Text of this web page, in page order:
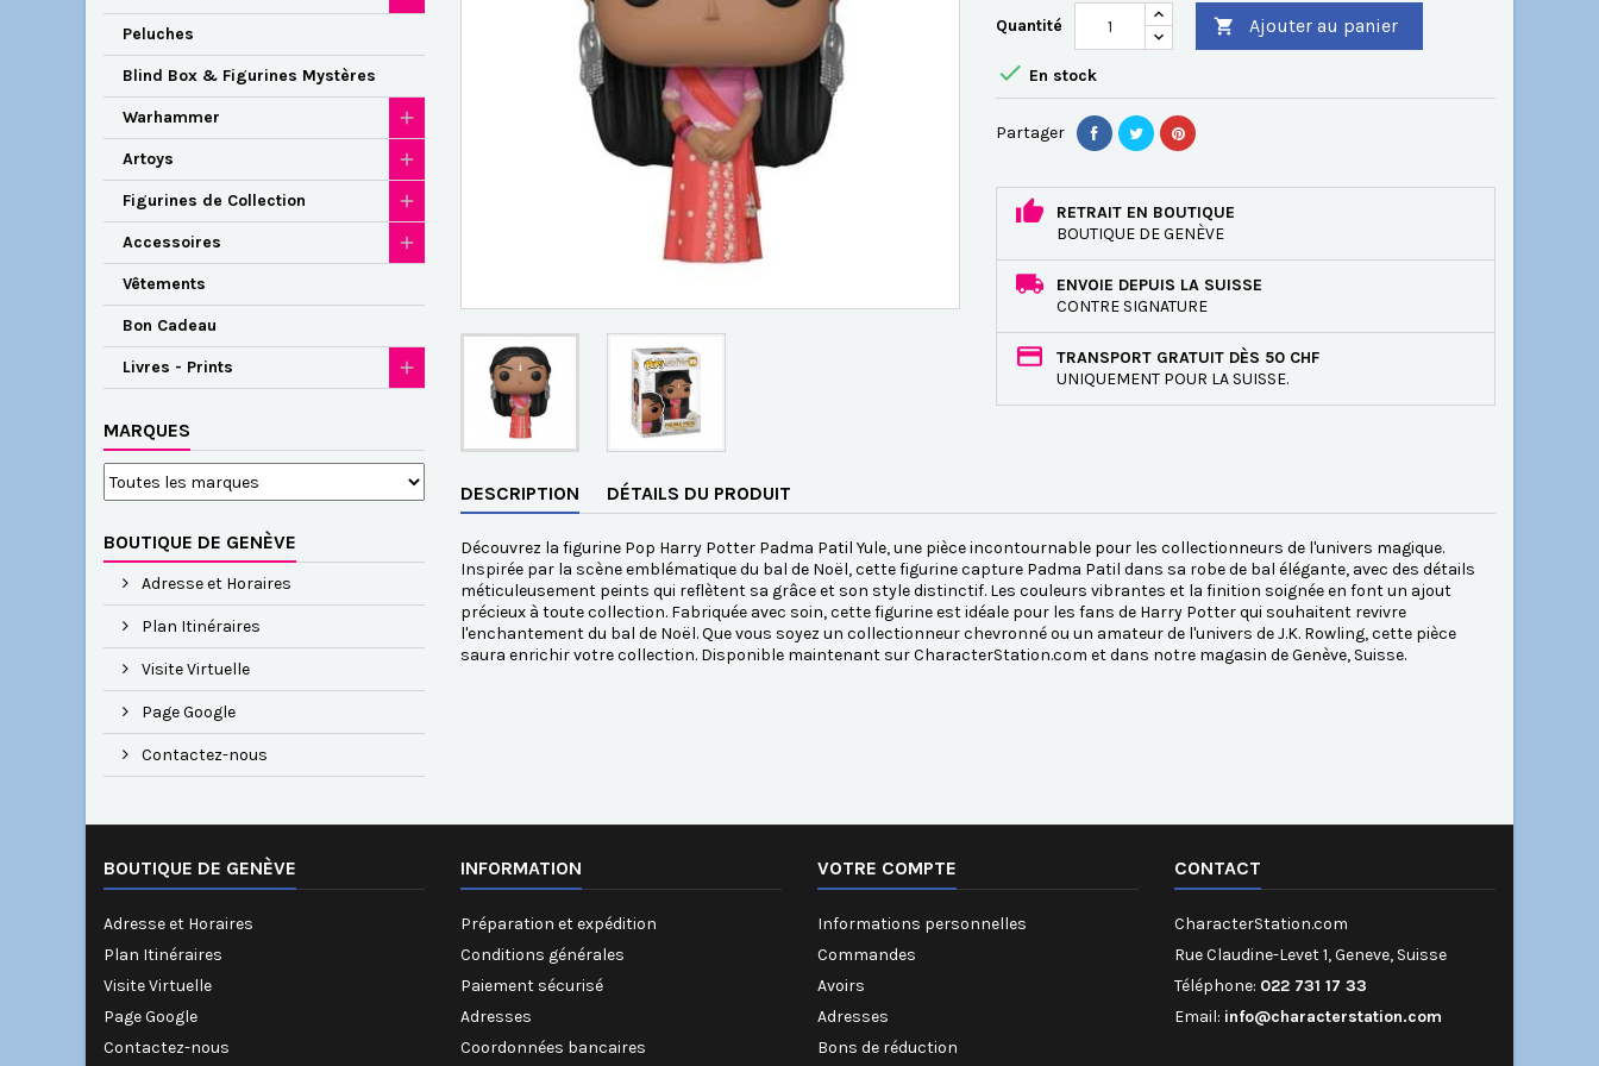
Peluches
Blind Box & Figurines Mystères
Warhammer
Artoys
Figurines de Collection
Accessoires
Vêtements
Bon Cadeau
Livres - Prints
MARQUES
BOUTIQUE DE GENÈVE
Adresse et Horaires
Plan Itinéraires
Visite Virtuelle
Page Google
Contactez-nous
Quantité  Ajouter au panier
 En stock
Partager
RETRAIT EN BOUTIQUE
BOUTIQUE DE GENÈVE
ENVOIE DEPUIS LA SUISSE
CONTRE SIGNATURE
TRANSPORT GRATUIT DÈS 50 CHF
UNIQUEMENT POUR LA SUISSE.
DESCRIPTION DÉTAILS DU PRODUIT
Découvrez la figurine Pop Harry Potter Padma Patil Yule, une pièce incontournable pour les collectionneurs de l'univers magique.
Inspirée par la scène emblématique du bal de Noël, cette figurine capture Padma Patil dans sa robe de bal élégante, avec des détails
méticuleusement peints qui reflètent sa grâce et son style distinctif. Les couleurs vibrantes et la finition soignée en font un ajout
précieux à toute collection. Fabriquée avec soin, cette figurine est idéale pour les fans de Harry Potter qui souhaitent revivre
l'enchantement du bal de Noël. Que vous soyez un collectionneur chevronné ou un amateur de l'univers de J.K. Rowling, cette pièce
saura enrichir votre collection. Disponible maintenant sur CharacterStation.com et dans notre magasin de Genève, Suisse.
BOUTIQUE DE GENÈVE
Adresse et Horaires
Plan Itinéraires
Visite Virtuelle
Page Google
Contactez-nous
INFORMATION
Préparation et expédition
Conditions générales
Paiement sécurisé
Adresses
Coordonnées bancaires
VOTRE COMPTE
Informations personnelles
Commandes
Avoirs
Adresses
Bons de réduction
CONTACT
CharacterStation.com
Rue Claudine-Levet 1, Geneve, Suisse
Téléphone: 022 731 17 33
Email: info@characterstation.com